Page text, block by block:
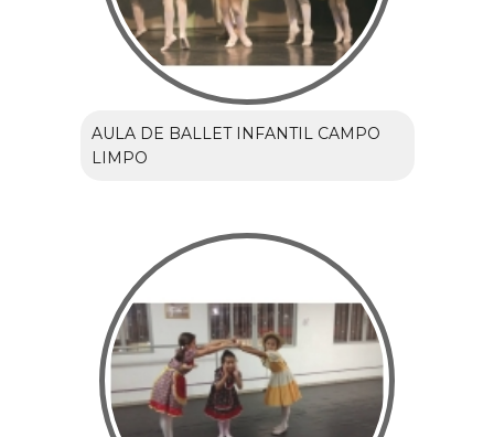
AULA DE BALLET INFANTIL CAMPO
LIMPO